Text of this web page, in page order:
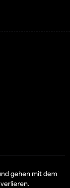
gehen mit dem